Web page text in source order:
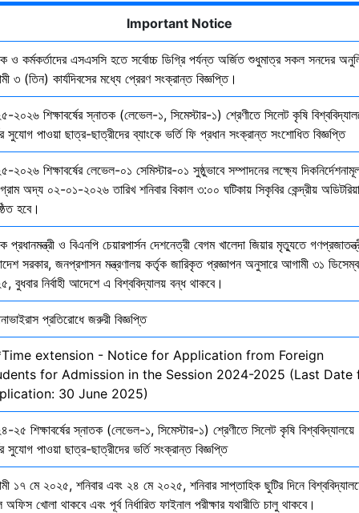
Important Notice
ও কর্মকর্তাদের এসএসসি হতে সর্বোচ্চ ডিগ্রি পর্যন্ত অর্জিত শুধুমাত্র সকল সনদের
৩ (তিন) কার্যদিবসের মধ্যে প্রেরণ সংক্রান্ত বিজ্ঞপ্তি।
২০২৬ শিক্ষাবর্ষের স্নাতক (লেভেল-১, সিমেস্টার-১) শ্রেণীতে সিলেট কৃষি
সুযোগ পাওয়া ছাত্র-ছাত্রীদের ব্যাংকে ভর্তি ফি প্রধান সংক্রান্ত সংশোধিত বিজ্ঞপ্তি
২০২৬ শিক্ষাবর্ষের লেভেল-০১ সেমিস্টার-০১ সুষ্ঠুভাবে সম্পাদনের লক্ষ্যে
অদ্য ০২-০১-২০২৬ তারিখ শনিবার বিকাল ৩:০০ ঘটিকায় সিকৃবির কেন্দ্রীয়
হবে।
প্রধানমন্ত্রী ও বিএনপি চেয়ারপার্সন দেশনেত্রী বেগম খালেদা জিয়ার মৃত্যুতে
সরকার, জনপ্রশাসন মন্ত্রণালয় কর্তৃক জারিকৃত প্রজ্ঞাপন অনুসারে আগামী ৩১
বুধবার নির্বাহী আদেশে এ বিশ্ববিদ্যালয় বন্ধ থাকবে।
প্রতিরোধে জরুরী বিজ্ঞপ্তি
extension - Notice for Application from Foreign
for Admission in the Session 2024-2025 (Last Date
30 June 2025)
২৫ শিক্ষাবর্ষের স্নাতক (লেভেল-১, সিমেস্টার-১) শ্রেণীতে সিলেট কৃষি বিশ্ববিদ্যালয়ে
সুযোগ পাওয়া ছাত্র-ছাত্রীদের ভর্তি সংক্রান্ত বিজ্ঞপ্তি
১৭ মে ২০২৫, শনিবার এবং ২৪ মে ২০২৫, শনিবার সাপ্তাহিক ছুটির দিনে
খোলা থাকবে এবং পূর্ব নির্ধারিত ফাইনাল পরীক্ষার যথারীতি চালু থাকবে।